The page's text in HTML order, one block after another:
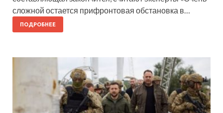
сложной остается прифронтовая обстановка в…
ПОДРОБНЕЕ